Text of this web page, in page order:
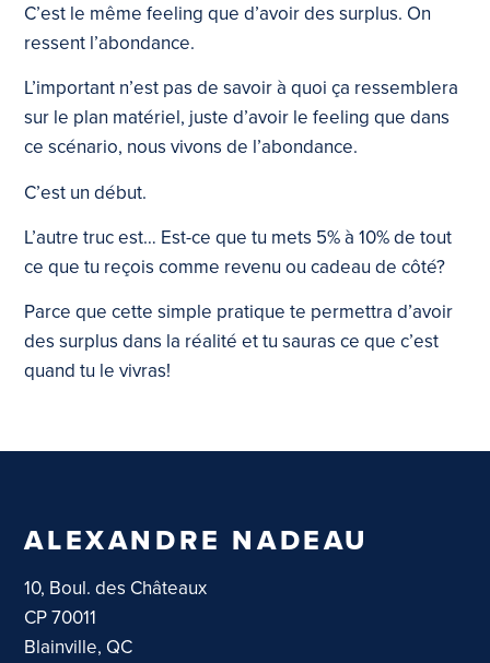
C’est le même feeling que d’avoir des surplus. On
ressent l’abondance.
L’important n’est pas de savoir à quoi ça ressemblera
sur le plan matériel, juste d’avoir le feeling que dans
ce scénario, nous vivons de l’abondance.
C’est un début.
L’autre truc est… Est-ce que tu mets 5% à 10% de tout
ce que tu reçois comme revenu ou cadeau de côté?
Parce que cette simple pratique te permettra d’avoir
des surplus dans la réalité et tu sauras ce que c’est
quand tu le vivras!
ALEXANDRE NADEAU
10, Boul. des Châteaux
CP 70011
Blainville, QC